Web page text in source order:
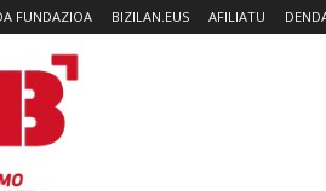
FUNDAZIOA BIZILAN.EUS AFILIATU